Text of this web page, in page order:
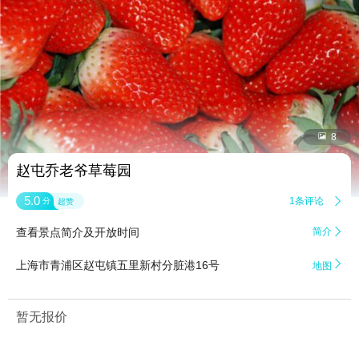
 8
赵屯乔老爷草莓园
5.0 分 超赞 1条评论 
查看景点简介及开放时间 简介 
上海市青浦区赵屯镇五里新村分脏港16号 地图 
暂无报价
